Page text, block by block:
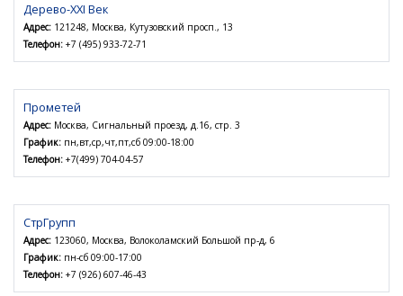
Дерево-XXI Век
Адрес: 121248, Москва, Кутузовский просп., 13
Телефон: +7 (495) 933-72-71
Прометей
Адрес: Москва, Сигнальный проезд, д.16, стр. 3
График: пн,вт,ср,чт,пт,сб 09:00-18:00
Телефон: +7(499) 704-04-57
СтрГрупп
Адрес: 123060, Москва, Волоколамский Большой пр-д, 6
График: пн-сб 09:00-17:00
Телефон: +7 (926) 607-46-43